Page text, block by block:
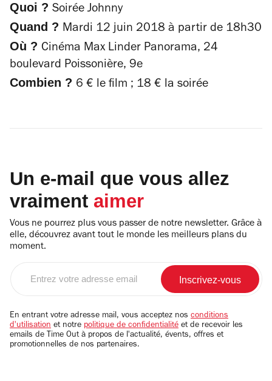
Quoi ? Soirée Johnny
Quand ? Mardi 12 juin 2018 à partir de 18h30
Où ? Cinéma Max Linder Panorama, 24
boulevard Poissonière, 9e
Combien ? 6 € le film ; 18 € la soirée
Un e-mail que vous allez
vraiment aimer
Vous ne pourrez plus vous passer de notre newsletter. Grâce à
elle, découvrez avant tout le monde les meilleurs plans du
moment.
email
En entrant votre adresse mail, vous acceptez nos conditions
d'utilisation et notre politique de confidentialité et de recevoir les
emails de Time Out à propos de l'actualité, évents, offres et
promotionnelles de nos partenaires.